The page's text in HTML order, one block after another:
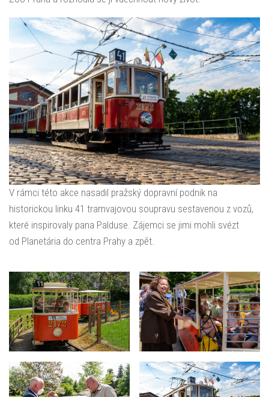
V rámci této akce nasadil pražský dopravní podnik na
historickou linku 41 tramvajovou soupravu sestavenou z vozů,
které inspirovaly pana Palduse. Zájemci se jimi mohli svézt
od Planetária do centra Prahy a zpět.